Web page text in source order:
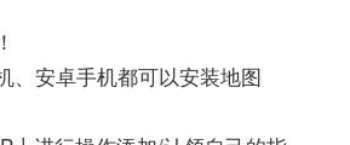
、安卓手机都可以安装地图